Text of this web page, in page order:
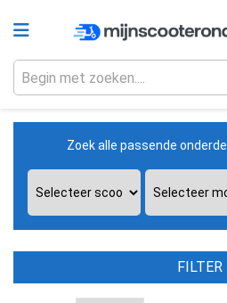
Zoek alle passende
FILTER